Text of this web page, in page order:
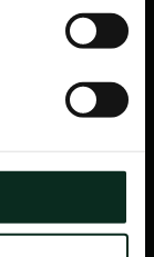
Associées